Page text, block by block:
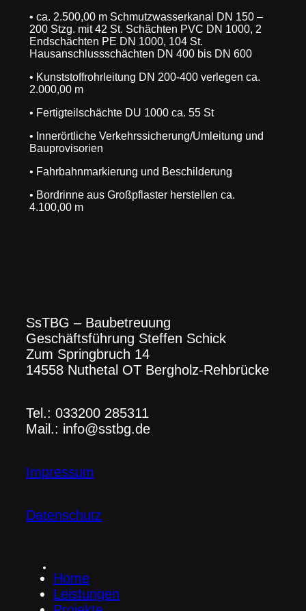
• ca. 2.500,00 m Schmutzwasserkanal DN 150 –
200 Stzg. mit 42 St. Schächten PVC DN 1000, 2
Endschächten PE DN 1000, 104 St.
Hausanschlussschächten DN 400 bis DN 600
• Kunststoffrohrleitung DN 200-400 verlegen ca.
2.000,00 m
• Fertigteilschächte DU 1000 ca. 55 St
• Innerörtliche Verkehrssicherung/Umleitung und
Bauprovisorien
• Fahrbahnmarkierung und Beschilderung
• Bordrinne aus Großpflaster herstellen ca.
4.100,00 m
SsTBG – Baubetreuung
Geschäftsführung Steffen Schick
Zum Springbruch 14
14558 Nuthetal OT Bergholz-Rehbrücke
Tel.: 033200 285311
Mail.: info@sstbg.de
Impressum
Datenschutz
Home
Leistungen